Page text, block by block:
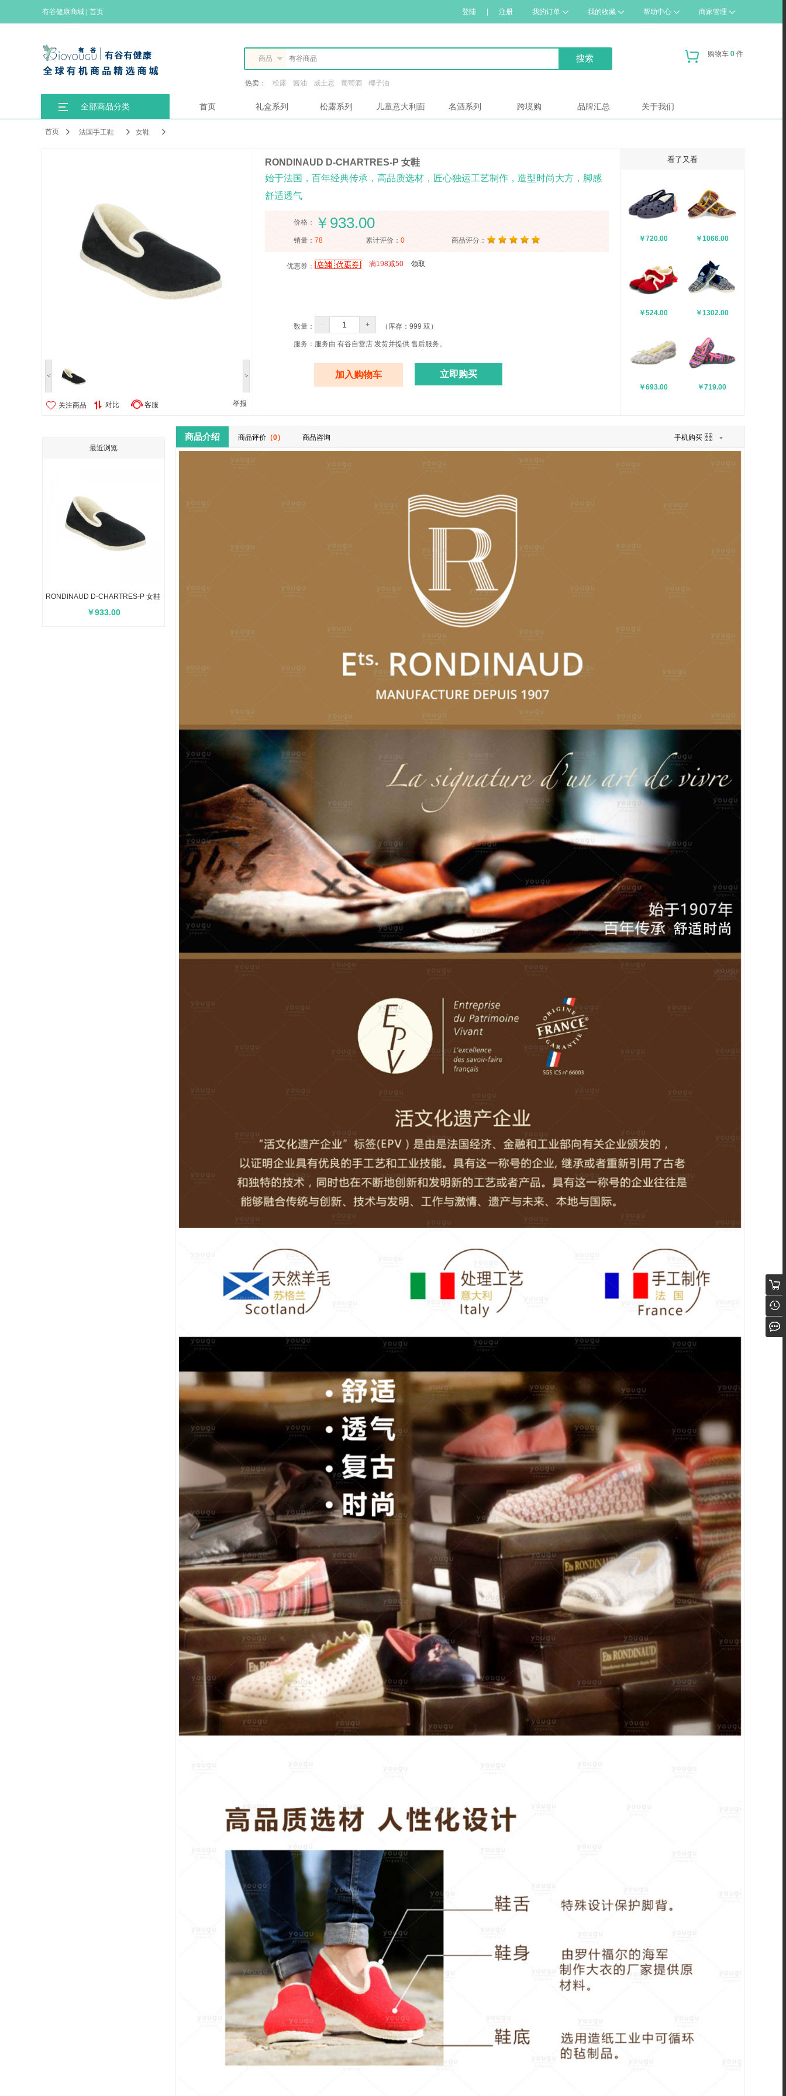
有谷健康商城 首页 登陆 注册 我的订单 我的收藏 帮助中心 商家管理
商品
热卖： 松露 酱油 威士忌 葡萄酒 椰子油
购物车 0 件
全部商品分类 首页 礼盒系列 松露系列 儿童意大利面 名酒系列 跨境购 品牌汇总 关于我们
首页 法国手工鞋 女鞋
< >
关注商品 对比 客服 举报
RONDINAUD D-CHARTRES-P 女鞋
始于法国，百年经典传承，高品质选材，匠心独运工艺制作，造型时尚大方，脚感
舒适透气
价格： ￥933.00
销量： 78 累计评价： 0 商品评分：
优惠券： 满198减50 领取
数量： - + （库存： 999 双）
服务： 服务由 有谷自营店 发货并提供 售后服务。
加入购物车 立即购买
看了又看
￥720.00 ￥1066.00
￥524.00 ￥1302.00
￥693.00 ￥719.00
最近浏览
RONDINAUD D-CHARTRES-P 女鞋
￥933.00
商品介绍 商品评价 （0） 商品咨询 手机购买